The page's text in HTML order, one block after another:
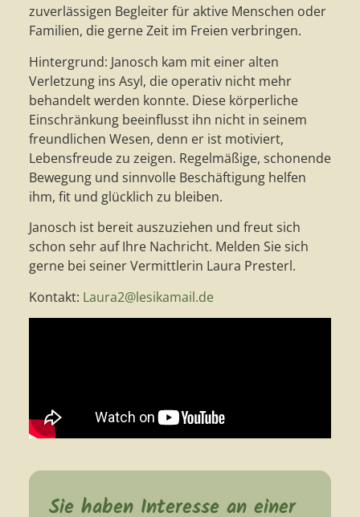
zuverlässigen Begleiter für aktive Menschen oder
Familien, die gerne Zeit im Freien verbringen.
Hintergrund: Janosch kam mit einer alten
Verletzung ins Asyl, die operativ nicht mehr
behandelt werden konnte. Diese körperliche
Einschränkung beeinflusst ihn nicht in seinem
freundlichen Wesen, denn er ist motiviert,
Lebensfreude zu zeigen. Regelmäßige, schonende
Bewegung und sinnvolle Beschäftigung helfen
ihm, fit und glücklich zu bleiben.
Janosch ist bereit auszuziehen und freut sich
schon sehr auf Ihre Nachricht. Melden Sie sich
gerne bei seiner Vermittlerin Laura Presterl.
Kontakt: Laura2@lesikamail.de
Sie haben Interesse an einer